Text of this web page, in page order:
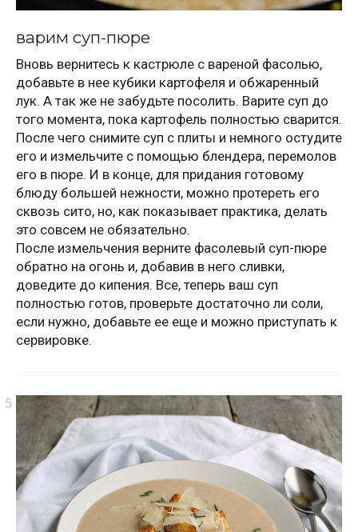
варим суп-пюре
Вновь вернитесь к кастрюле с вареной фасолью,
добавьте в нее кубики картофеля и обжаренный
лук. А так же не забудьте посолить. Варите суп до
того момента, пока картофель полностью сварится.
После чего снимите суп с плиты и немного остудите
его и измельчите с помощью блендера, перемолов
его в пюре. И в конце, для придания готовому
блюду большей нежности, можно протереть его
сквозь сито, но, как показывает практика, делать
это совсем не обязательно.
После измельчения верните фасолевый суп-пюре
обратно на огонь и, добавив в него сливки,
доведите до кипения. Все, теперь ваш суп
полностью готов, проверьте достаточно ли соли,
если нужно, добавьте ее еще и можно приступать к
сервировке.